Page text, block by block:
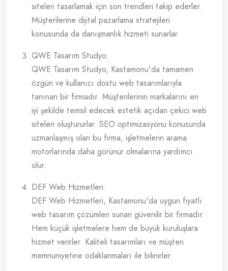
siteleri tasarlamak için son trendleri takip ederler.
Müşterilerine dijital pazarlama stratejileri
konusunda da danışmanlık hizmeti sunarlar.
QWE Tasarım Studyo:
QWE Tasarım Studyo, Kastamonu'da tamamen
özgün ve kullanıcı dostu web tasarımlarıyla
tanınan bir firmadır. Müşterilerinin markalarını en
iyi şekilde temsil edecek estetik açıdan çekici web
siteleri oluştururlar. SEO optimizasyonu konusunda
uzmanlaşmış olan bu firma, işletmelerin arama
motorlarında daha görünür olmalarına yardımcı
olur.
DEF Web Hizmetleri:
DEF Web Hizmetleri, Kastamonu'da uygun fiyatlı
web tasarım çözümleri sunan güvenilir bir firmadır.
Hem küçük işletmelere hem de büyük kuruluşlara
hizmet verirler. Kaliteli tasarımları ve müşteri
memnuniyetine odaklanmaları ile bilinirler.